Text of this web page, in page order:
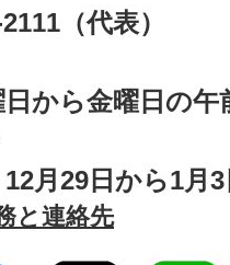
（代表）
日から金曜日の午
12月29日から1月
と連絡先